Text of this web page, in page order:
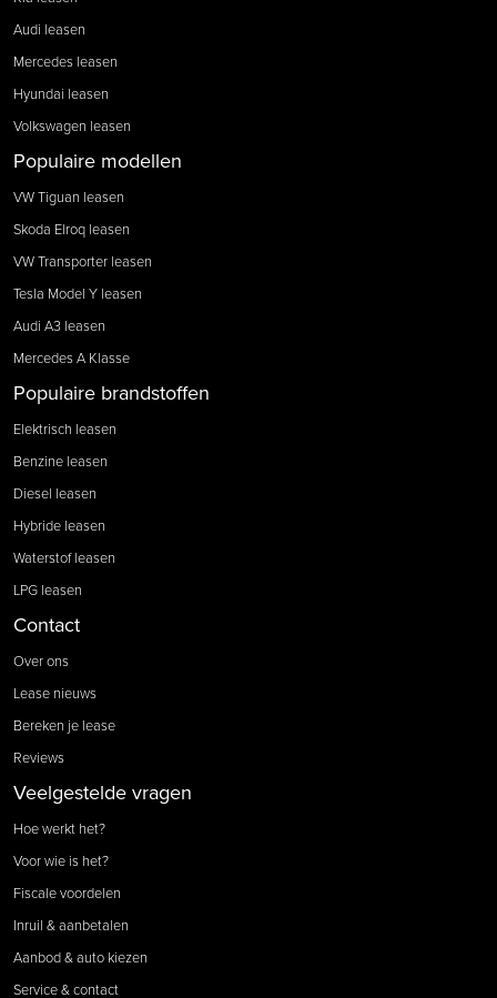
Audi leasen
Mercedes leasen
Hyundai leasen
Volkswagen leasen
Populaire modellen
VW Tiguan leasen
Skoda Elroq leasen
VW Transporter leasen
Tesla Model Y leasen
Audi A3 leasen
Mercedes A Klasse
Populaire brandstoffen
Elektrisch leasen
Benzine leasen
Diesel leasen
Hybride leasen
Waterstof leasen
LPG leasen
Contact
Over ons
Lease nieuws
Bereken je lease
Reviews
Veelgestelde vragen
Hoe werkt het?
Voor wie is het?
Fiscale voordelen
Inruil & aanbetalen
Aanbod & auto kiezen
Service & contact